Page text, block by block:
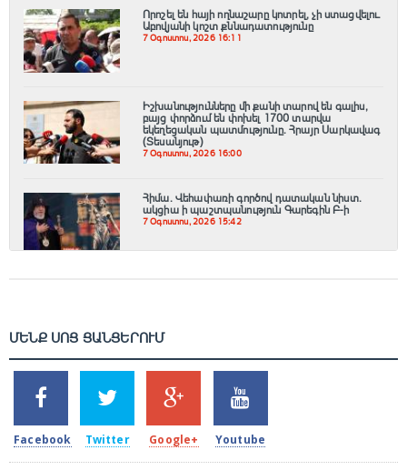
Որոշել են հայի ողնաշարը կոտրել, չի ստացվելու․
Աբովյանի կոշտ քննադատությունը
7 Օգոստոս, 2026 16:11
Իշխանությունները մի քանի տարով են գալիս,
բայց փորձում են փոխել 1700 տարվա
եկեղեցական պատմությունը. Հրայր Սարկավագ
(Տեսանյութ)
7 Օգոստոս, 2026 16:00
Հիմա. Վեհափառի գործով դատական նիստ.
ակցիա ի պաշտպանություն Գարեգին Բ-ի
7 Օգոստոս, 2026 15:42
ՄԵՆՔ ՍՈՑ ՑԱՆՑԵՐՈՒՄ
2k
SHARES
Facebook
1.5k
TWEETS
Twitter
203
SHARES
Google+
620
SHARES
Youtube